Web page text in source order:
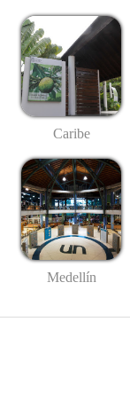
Caribe
Medellín